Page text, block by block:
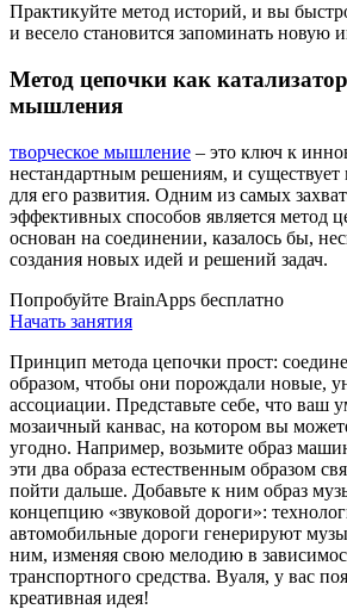
Практикуйте метод историй, и вы
и весело становится запоминать новую
Метод цепочки как
мышления
творческое мышление – это ключ к
нестандартным решениям, и существует
для его развития. Одним из самых
эффективных способов является метод
основан на соединении, казалось бы,
создания новых идей и решений задач.
Попробуйте BrainApps бесплатно
Начать занятия
Принцип метода цепочки прост:
образом, чтобы они порождали новые,
ассоциации. Представьте себе, что ваш
мозаичный канвас, на котором вы
угодно. Например, возьмите образ
эти два образа естественным образом
пойти дальше. Добавьте к ним образ
концепцию «звуковой дороги»:
автомобильные дороги генерируют
ним, изменяя свою мелодию в
транспортного средства. Вуаля, у вас
креативная идея!